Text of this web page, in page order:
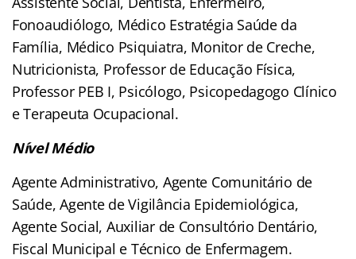
Fonoaudiólogo, Médico Estratégia Saúde da
Família, Médico Psiquiatra, Monitor de Creche,
Nutricionista, Professor de Educação Física,
Professor PEB I, Psicólogo, Psicopedagogo Clínico
e Terapeuta Ocupacional.
Nível Médio
Agente Administrativo, Agente Comunitário de
Saúde, Agente de Vigilância Epidemiológica,
Agente Social, Auxiliar de Consultório Dentário,
Fiscal Municipal e Técnico de Enfermagem.